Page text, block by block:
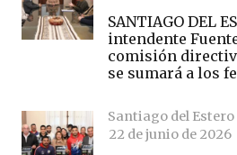
SANTIAGO DEL
intendente
comisión
se sumará a los
Santiago del Estero
22 de junio de 2026